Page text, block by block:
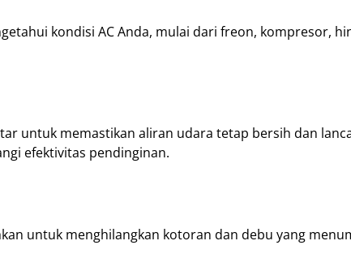
kondisi AC Anda, mulai dari freon, kompresor,
untuk memastikan aliran udara tetap bersih dan
efektivitas pendinginan.
untuk menghilangkan kotoran dan debu yang